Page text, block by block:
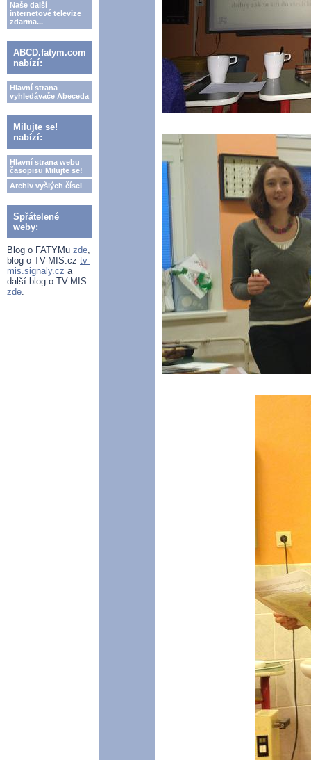
Naše další
internetové televize
zdarma...
ABCD.fatym.com
nabízí:
Hlavní strana
vyhledávače Abeceda
Milujte se!
nabízí:
Hlavní strana webu
časopisu Milujte se!
Archiv vyšlých čísel
Spřátelené
weby:
Blog o FATYMu zde,
blog o TV-MIS.cz tv-
mis.signaly.cz a
další blog o TV-MIS
zde.